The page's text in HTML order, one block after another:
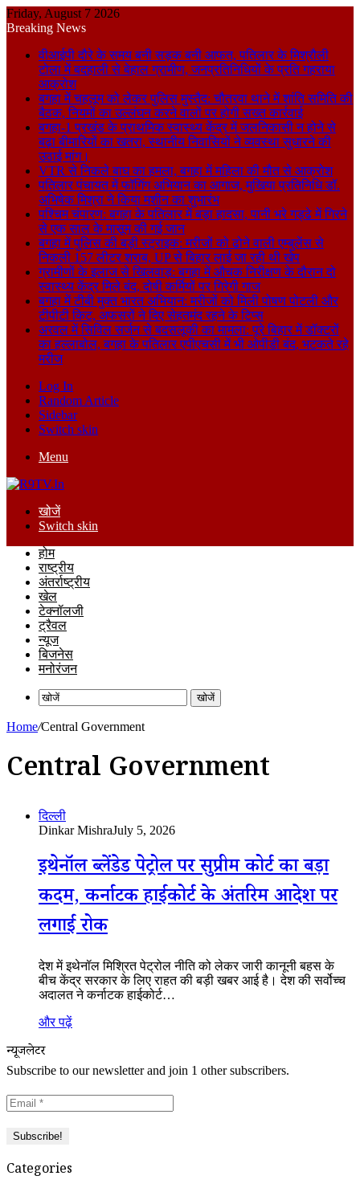
Friday, August 7 2026
Breaking News
वीआईपी दौरे के समय बनी सड़क बनी आफत, पतिलार के मिश्रौली
टोला में बदहाली से बेहाल ग्रामीण, जनप्रतिनिधियों के प्रति गहराया
आक्रोश
बगहा में चहलूम को लेकर पुलिस मुस्तैद: चौतरवा थाने में शांति समिति की
बैठक, नियमों का उल्लंघन करने वालों पर होगी सख्त कार्रवाई
बगहा-1 प्रखंड के प्राथमिक स्वास्थ्य केंद्र में जलनिकासी न होने से
बढ़ा बीमारियों का खतरा, स्थानीय निवासियों ने व्यवस्था सुधारने की
उठाई मांग।
VTR से निकले बाघ का हमला, बगहा में महिला की मौत से आक्रोश
पतिलार पंचायत में फॉगिंग अभियान का आगाज, मुखिया प्रतिनिधि डॉ.
अभिषेक मिश्रा ने किया मशीन का शुभारंभ
पश्चिम चंपारण: बगहा के पतिलार में बड़ा हादसा, पानी भरे गड्ढे में गिरने
से एक साल के मासूम की गई जान
बगहा में पुलिस की बड़ी स्ट्राइक: मरीजों को ढोने वाली एम्बुलेंस से
निकली 157 लीटर शराब, UP से बिहार लाई जा रही थी खेप
ग्रामीणों के इलाज से खिलवाड़: बगहा में औचक निरीक्षण के दौरान दो
स्वास्थ्य केंद्र मिले बंद, दोषी कर्मियों पर गिरेगी गाज
बगहा में टीबी मुक्त भारत अभियान: मरीजों को मिली पोषण पोटली और
टीपीटी किट, अफसरों ने दिए सेहतमंद रहने के टिप्स
अरवल में सिविल सर्जन से बदसलूकी का मामला: पूरे बिहार में डॉक्टरों
का हल्लाबोल, बगहा के पतिलार एपीएचसी में भी ओपीडी बंद, भटकते रहे
मरीज
Log In
Random Article
Sidebar
Switch skin
Menu
खोजें
Switch skin
होम
राष्ट्रीय
अंतर्राष्ट्रीय
खेल
टेक्नॉलजी
ट्रैवल
न्यूज
बिजनेस
मनोरंजन
खोजें
Home/Central Government
Central Government
दिल्ली
Dinkar MishraJuly 5, 2026
इथेनॉल ब्लेंडेड पेट्रोल पर सुप्रीम कोर्ट का बड़ा
कदम, कर्नाटक हाईकोर्ट के अंतरिम आदेश पर
लगाई रोक
देश में इथेनॉल मिश्रित पेट्रोल नीति को लेकर जारी कानूनी बहस के
बीच केंद्र सरकार के लिए राहत की बड़ी खबर आई है। देश की सर्वोच्च
अदालत ने कर्नाटक हाईकोर्ट…
और पढ़ें
न्यूजलेटर
Subscribe to our newsletter and join 1 other subscribers.
Categories